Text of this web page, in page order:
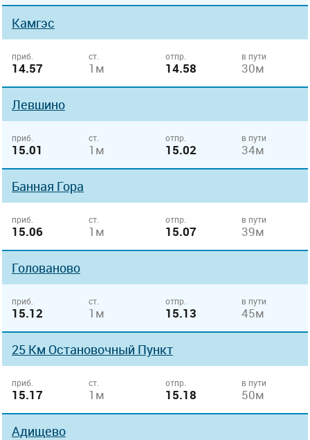
Камгэс
приб.
14.57
ст.
1м
отпр.
14.58
в пути
30м
Левшино
приб.
15.01
ст.
1м
отпр.
15.02
в пути
34м
Банная Гора
приб.
15.06
ст.
1м
отпр.
15.07
в пути
39м
Голованово
приб.
15.12
ст.
1м
отпр.
15.13
в пути
45м
25 Км Остановочный Пункт
приб.
15.17
ст.
1м
отпр.
15.18
в пути
50м
Адищево